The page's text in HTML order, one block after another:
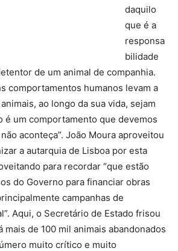
daquilo
que é a
responsa
bilidade
de um animal de companhia.
comportamentos humanos levam a
ao longo da sua vida, sejam
é um comportamento que devemos
aconteça”. João Moura aproveitou
a autarquia de Lisboa por esta
para recordar “que estão
do Governo para financiar obras
campanhas de
Aqui, o Secretário de Estado frisou
mais de 100 mil animais abandonados
muito crítico e muito